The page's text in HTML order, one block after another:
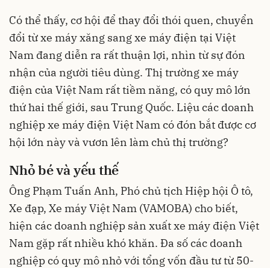
Có thể thấy, cơ hội để thay đổi thói quen, chuyển
đổi từ xe máy xăng sang xe máy điện tại Việt
Nam đang diễn ra rất thuận lợi, nhìn từ sự đón
nhận của người tiêu dùng. Thị trường xe máy
điện của Việt Nam rất tiềm năng, có quy mô lớn
thứ hai thế giới, sau Trung Quốc. Liệu các doanh
nghiệp xe máy điện Việt Nam có đón bắt được cơ
hội lớn này và vươn lên làm chủ thị trường?
Nhỏ bé và yếu thế
Ông Phạm Tuấn Anh, Phó chủ tịch Hiệp hội Ô tô,
Xe đạp, Xe máy Việt Nam (VAMOBA) cho biết,
hiện các doanh nghiệp sản xuất xe máy điện Việt
Nam gặp rất nhiều khó khăn. Đa số các doanh
nghiệp có quy mô nhỏ với tổng vốn đầu tư từ 50-